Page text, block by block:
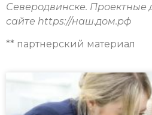
Северодвинске. Проектные
сайте https://наш.дом.рф
** партнерский материал